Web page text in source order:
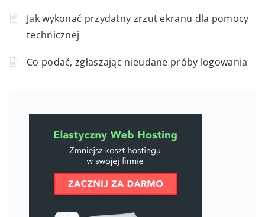
Jak wykonać przydatny zrzut ekranu dla pomocy
technicznej
Co podać, zgłaszając nieudane próby logowania